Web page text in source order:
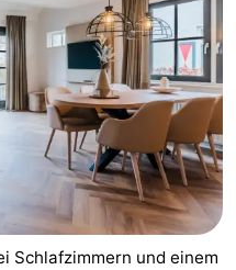
Schlafzimmern und einem